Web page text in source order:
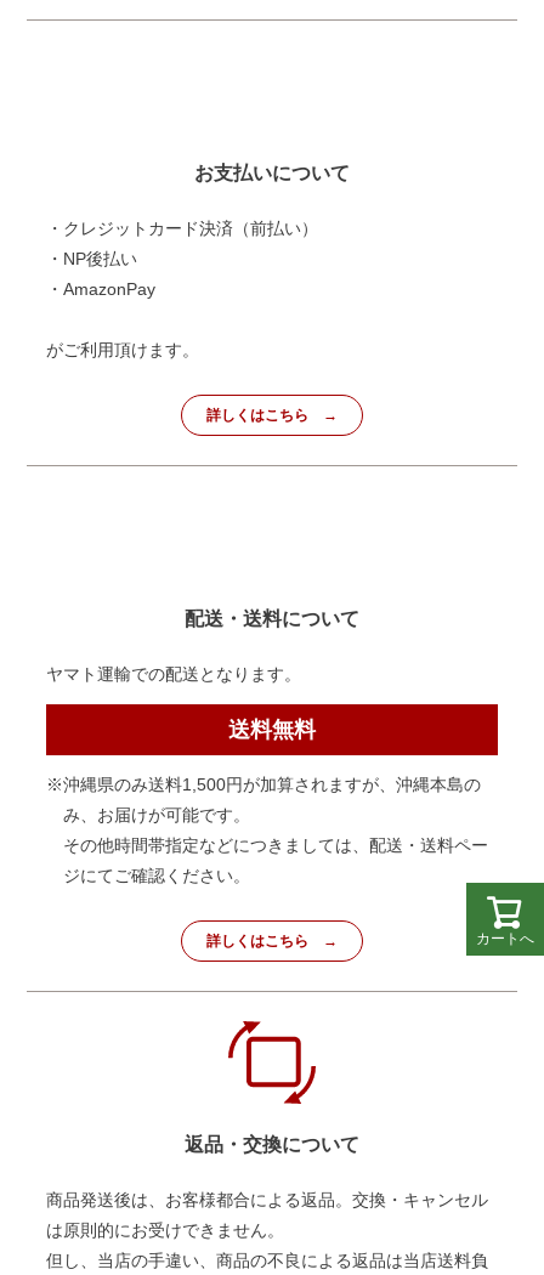
カートへ
お支払いについて
・クレジットカード決済（前払い）
・NP後払い
・AmazonPay
がご利用頂けます。
詳しくはこちら
配送・送料について
ヤマト運輸での配送となります。
送料無料
※沖縄県のみ送料1,500円が加算されますが、沖縄本島の
み、お届けが可能です。
その他時間帯指定などにつきましては、配送・送料ペー
ジにてご確認ください。
詳しくはこちら
返品・交換について
商品発送後は、お客様都合による返品。交換・キャンセル
は原則的にお受けできません。
但し、当店の手違い、商品の不良による返品は当店送料負